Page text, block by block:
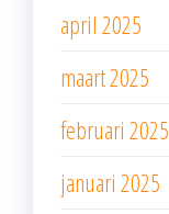
april 2025
maart 2025
februari 2025
januari 2025